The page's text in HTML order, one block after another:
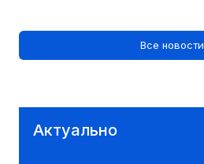
Все новости
Актуально